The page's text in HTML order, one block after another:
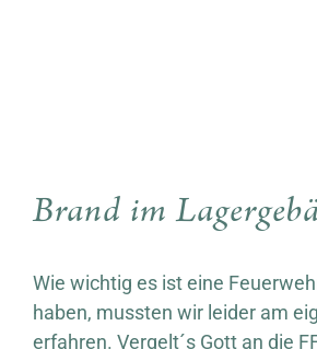
Brand im
Wie wichtig es ist eine
haben, mussten wir leider am
erfahren. Vergelt´s Gott an die